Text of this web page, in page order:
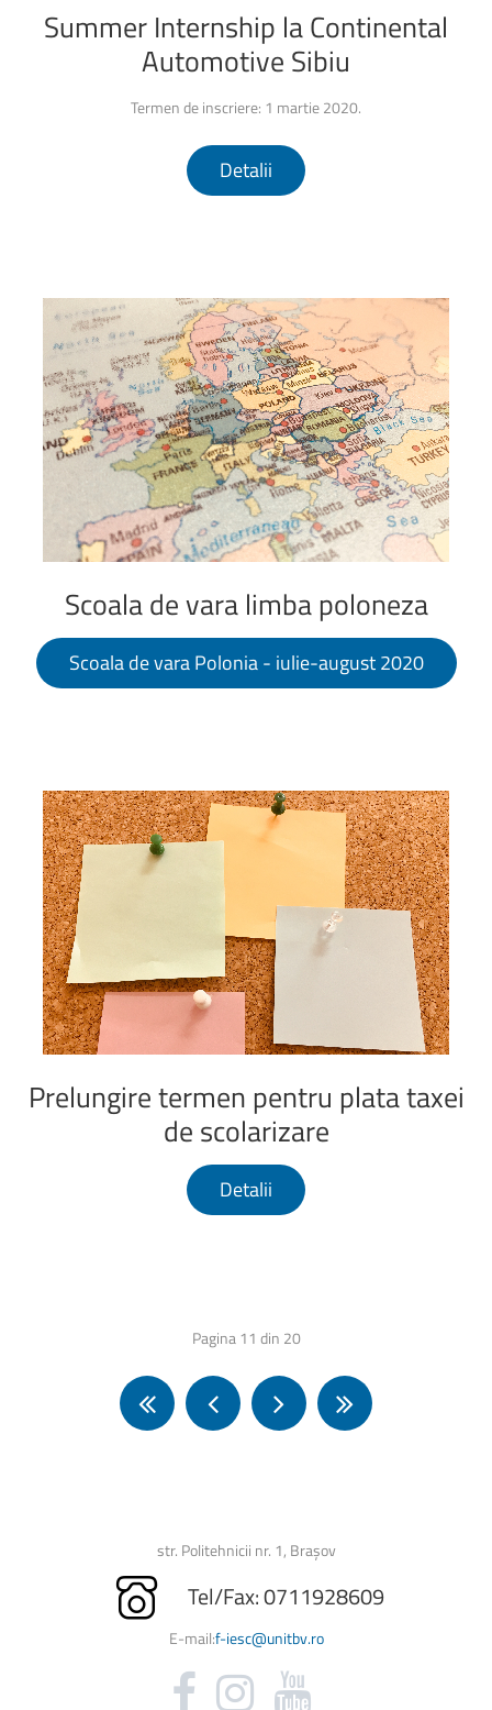
Summer Internship laContinental
Automotive Sibiu
Termen de inscriere: 1 martie 2020.
Detalii
Scoaladevara limbapoloneza
Scoala de vara Polonia - iulie-august 2020
Prelungiretermen pentru platataxei
de scolarizare
Detalii
Pagina 11 din 20
str. Politehnicii nr. 1, Brașov
Tel/Fax: 0711928609
E-mail:f-iesc@unitbv.ro